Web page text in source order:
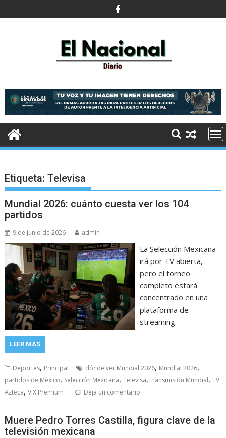
al
Etiqueta:Televisa
Mundial 2026: cuánto cuesta ver los 104
partidos
9 de junio de 2026 admin
La Selección Mexicana
irá por TV abierta,
pero el torneo
completo estará
concentrado en una
plataforma de
streaming.
LEER MÁS
Deportes, Principal dónde ver Mundial 2026, Mundial 2026,
partidos de México, Selección Mexicana,Televisa,transmisión Mundial,TV
Azteca,ViX Premium Deja un comentario
Muere Pedro Torres Castilla, figura clave de la
televisión mexicana